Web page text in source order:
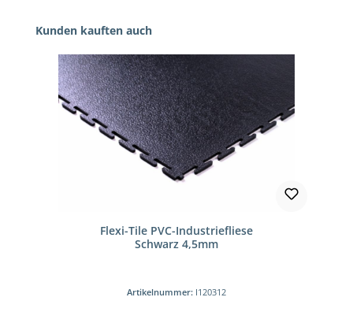
Produktgalerie überspringen
Kunden kauften auch
Flexi-Tile PVC-Industriefliese
Schwarz 4,5mm
Artikelnummer: I120312